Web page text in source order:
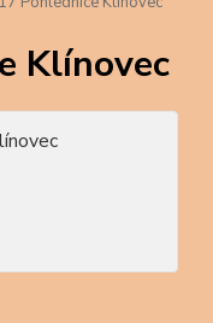
Klínovec
údajů